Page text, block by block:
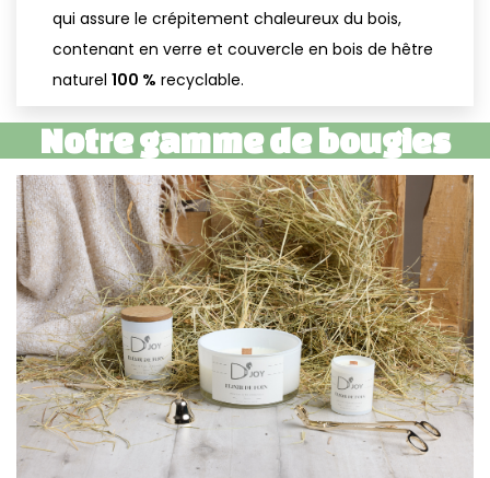
qui assure le crépitement chaleureux du bois,
contenant en verre et couvercle en bois de hêtre
naturel100 % recyclable.
Notre gamme de bougies